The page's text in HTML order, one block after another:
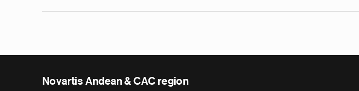
Novartis Andean & CAC region